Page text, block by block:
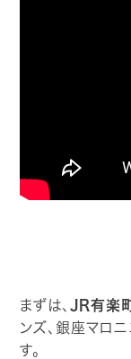
まずは、JR有楽
ンズ、銀座マロ
す。